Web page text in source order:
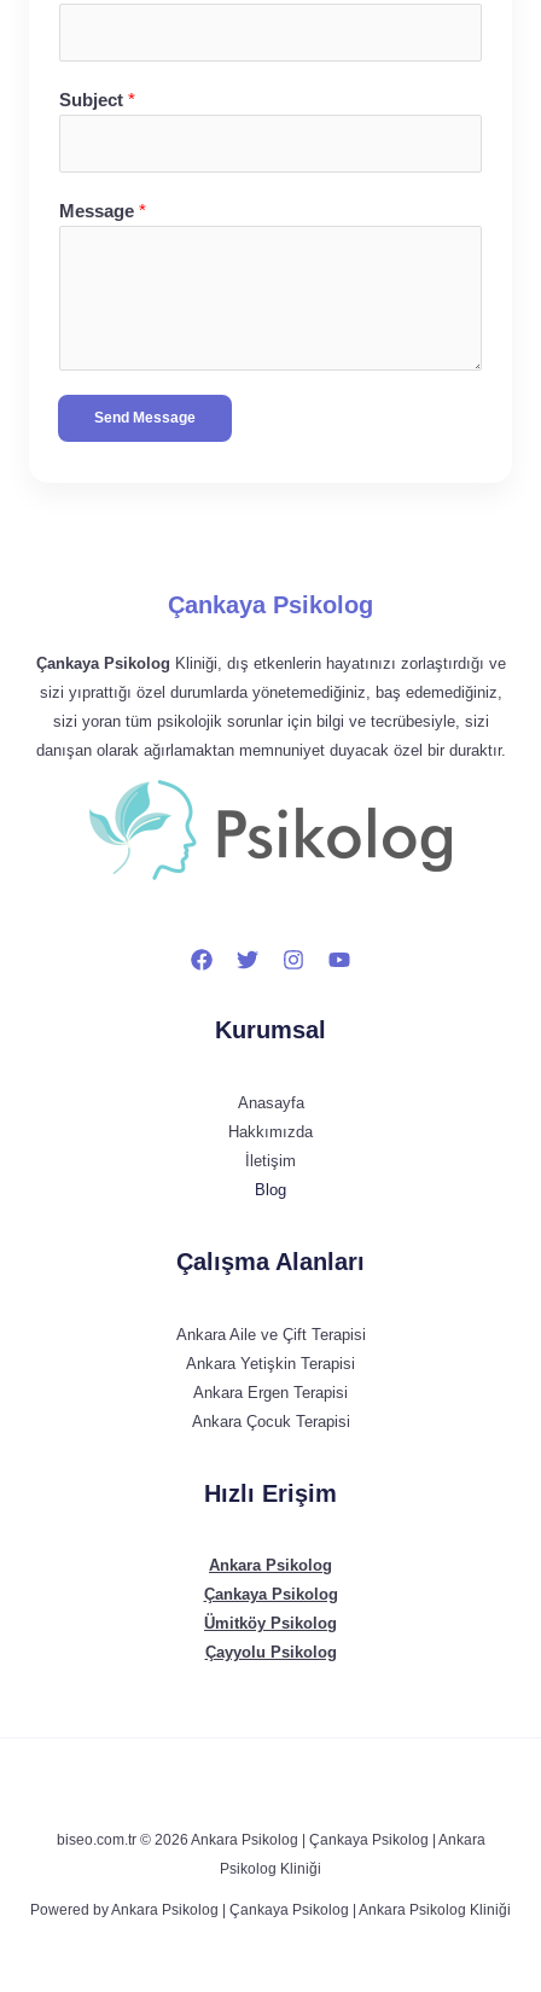
Subject *
Message *
Send Message
Çankaya Psikolog
Çankaya Psikolog Kliniği, dış etkenlerin hayatınızı zorlaştırdığı ve
sizi yıprattığı özel durumlarda yönetemediğiniz, baş edemediğiniz,
sizi yoran tüm psikolojik sorunlar için bilgi ve tecrübesiyle, sizi
danışan olarak ağırlamaktan memnuniyet duyacak özel bir duraktır.
Kurumsal
Anasayfa
Hakkımızda
İletişim
Blog
Çalışma Alanları
Ankara Aile ve Çift Terapisi
Ankara Yetişkin Terapisi
Ankara Ergen Terapisi
Ankara Çocuk Terapisi
Hızlı Erişim
Ankara Psikolog
Çankaya Psikolog
Ümitköy Psikolog
Çayyolu Psikolog
biseo.com.tr © 2026 Ankara Psikolog | Çankaya Psikolog | Ankara
Psikolog Kliniği
Powered by Ankara Psikolog | Çankaya Psikolog | Ankara Psikolog Kliniği